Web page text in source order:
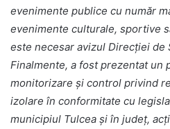
evenimente publice cu număr
evenimente culturale, sportive
este necesar avizul Direcţiei de
Finalmente, a fost prezentat un
monitorizare și control privind
izolare în conformitate cu
municipiul Tulcea și în județ,